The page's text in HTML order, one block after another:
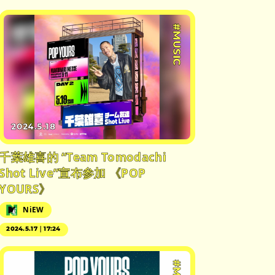
#MUSIC
2024.5.18
葉雄喜的 “Team Tomodachi
Live”宣布参加 《POP
》
NiEW
2024.5.17｜17:24